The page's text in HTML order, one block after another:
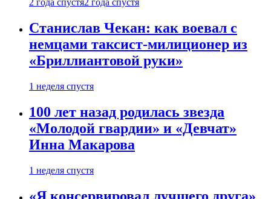
2 года спустя2 года спустя
Станислав Чекан: как воевал с
немцами таксист-милиционер из
«Бриллиантовой руки»
1 неделя спустя
100 лет назад родилась звезда
«Молодой гвардии» и «Девчат»
Инна Макарова
1 неделя спустя
«Я консервировал лучшего друга»